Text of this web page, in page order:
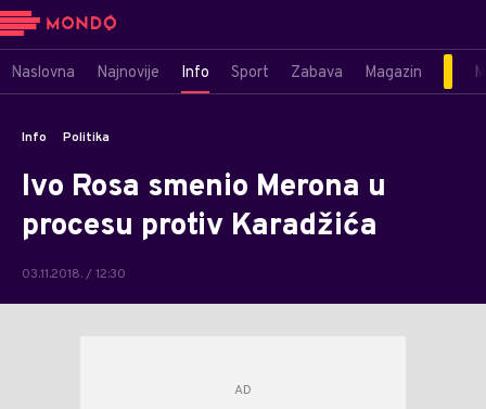
Naslovna Najnovije Info Sport Zabava Magazin
Info Politika
Ivo Rosa smenio Merona u
procesu protiv Karadžića
03.11.2018. / 12:30